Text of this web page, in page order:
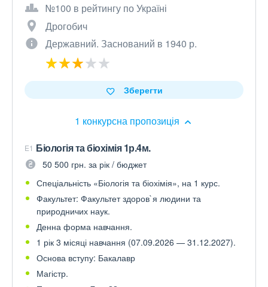
№100 в рейтингу по Україні
Дрогобич
Державний. Заснований в 1940 р.
1 конкурсна пропозиція
Зберегти
E1 Біологія та біохімія 1р.4м.
50 500 грн. за рік / бюджет
Спеціальність «Біологія та біохімія», на 1 курс.
Факультет: Факультет здоров`я людини та
природничих наук.
Денна форма навчання.
1 рік 3 місяці навчання (07.09.2026 — 31.12.2027).
Основа вступу: Бакалавр
Магістр.